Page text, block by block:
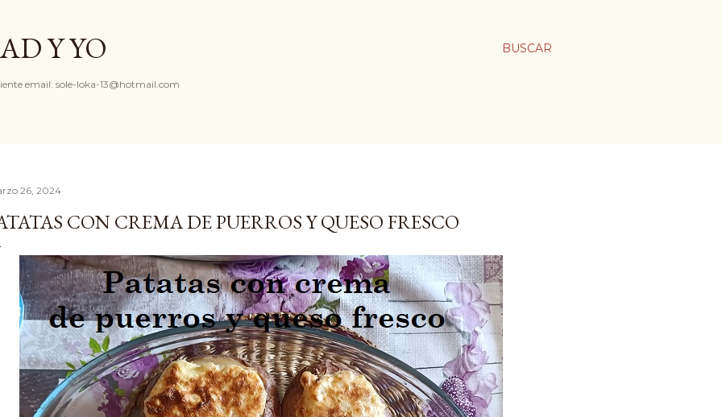
BUSCAR
Y YO
email: sole-loka-13@hotmail.com
26, 2024
CON CREMA DE PUERROS Y QUESO FRESCO